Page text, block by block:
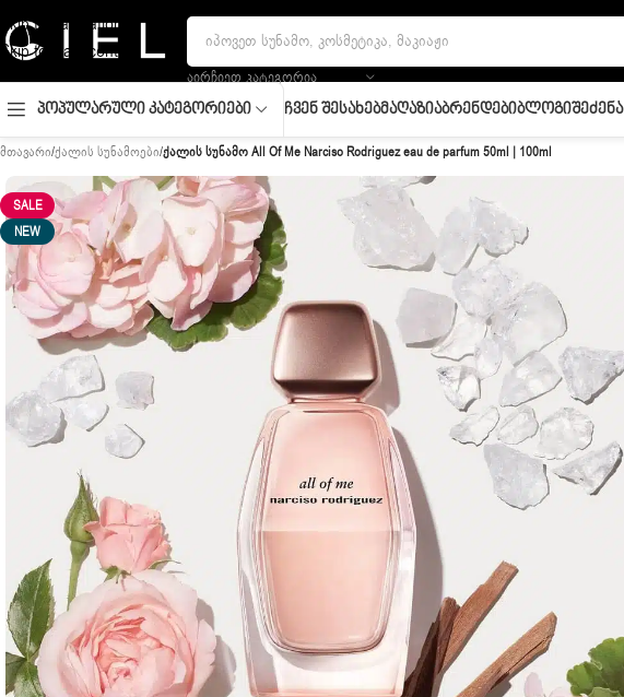
Skip to navigation
Skip to main content
ᲐᲘᲠᲩᲘᲔᲗ ᲙᲐᲢᲔᲒᲝᲠᲘᲐ
Პოპულარული Კატეგორიები Ჩვენ ᲨესახებᲛაღაზიაᲑრენდებიᲑლოგიᲨეძენა
მთავარი/ქალის სუნამოები/ქალის სუნამო All Of Me Narciso Rodriguez eau de parfum 50ml | 100ml
SALE
NEW